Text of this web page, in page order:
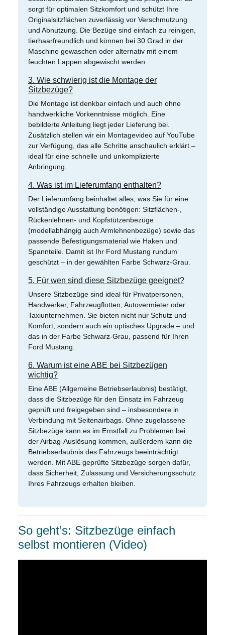
sorgt für optimalen Sitzkomfort und schützt Ihre
Originalsitzflächen zuverlässig vor Verschmutzung
und Abnutzung. Die Bezüge sind einfach zu reinigen,
tierhaarfreundlich und können bei 30 Grad in der
Maschine gewaschen oder alternativ mit einem
feuchten Lappen abgewischt werden.
3. Wie schwierig ist die Montage der
Sitzbezüge?
Die Montage ist denkbar einfach und auch ohne
handwerkliche Vorkenntnisse möglich. Eine
bebilderte Anleitung liegt jeder Lieferung bei.
Zusätzlich stellen wir ein Montagevideo auf YouTube
zur Verfügung, das alle Schritte anschaulich erklärt –
ideal für eine schnelle und unkomplizierte
Anbringung.
4. Was ist im Lieferumfang enthalten?
Der Lieferumfang beinhaltet alles, was Sie für eine
vollständige Ausstattung benötigen: Sitzflächen-,
Rückenlehnen- und Kopfstützenbezüge
(modellabhängig auch Armlehnenbezüge) sowie das
passende Befestigungsmaterial wie Haken und
Spannteile. Damit ist Ihr Ford Mustang rundum
geschützt – in der gewählten Farbe Schwarz-Grau.
5. Für wen sind diese Sitzbezüge geeignet?
Unsere Sitzbezüge sind ideal für Privatpersonen,
Handwerker, Fahrzeugflotten, Autovermieter oder
Taxiunternehmen. Sie bieten nicht nur Schutz und
Komfort, sondern auch ein optisches Upgrade – und
das in der Farbe Schwarz-Grau, passend für Ihren
Ford Mustang.
6. Warum ist eine ABE bei Sitzbezügen
wichtig?
Eine ABE (Allgemeine Betriebserlaubnis) bestätigt,
dass die Sitzbezüge für den Einsatz im Fahrzeug
geprüft und freigegeben sind – insbesondere in
Verbindung mit Seitenairbags. Ohne zugelassene
Sitzbezüge kann es im Ernstfall zu Problemen bei
der Airbag-Auslösung kommen, außerdem kann die
Betriebserlaubnis des Fahrzeugs beeinträchtigt
werden. Mit ABE geprüfte Sitzbezüge sorgen dafür,
dass Sicherheit, Zulassung und Versicherungsschutz
Ihres Fahrzeugs erhalten bleiben.
So geht’s: Sitzbezüge einfach
selbst montieren (Video)